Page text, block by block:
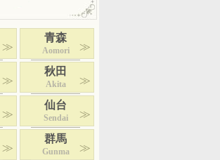
青森
Aomori
秋田
Akita
仙台
Sendai
群馬
Gunma